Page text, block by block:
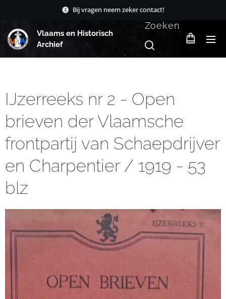
Bij vragen neem zeker contact!
Vlaams en Historisch
Archief
Zoeken
IJzerreeks nr 2 - Open
brieven der Vlaamsche
frontpartij van Schaepdrijver
en Charpentier / 1919 - 53
blz